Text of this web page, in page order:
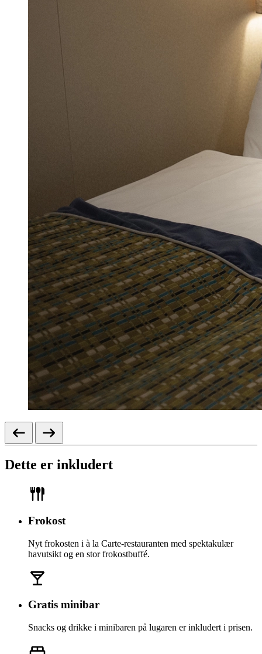
Dette er inkludert
Frokost
Nyt frokosten i à la Carte-restauranten med spektakulær
havutsikt og en stor frokostbuffé.
Gratis minibar
Snacks og drikke i minibaren på lugaren er inkludert i prisen.